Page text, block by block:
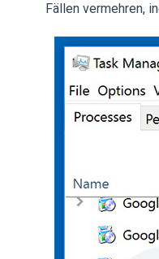
Fällen vermehren,